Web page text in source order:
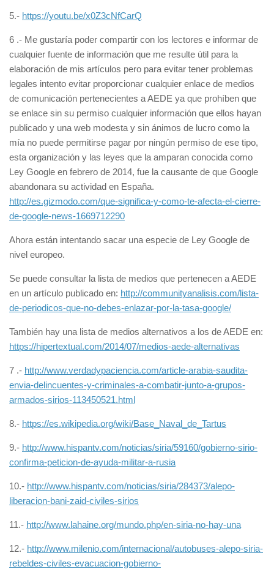
5.- https://youtu.be/x0Z3cNfCarQ
6 .- Me gustaría poder compartir con los lectores e informar de
cualquier fuente de información que me resulte útil para la
elaboración de mis artículos pero para evitar tener problemas
legales intento evitar proporcionar cualquier enlace de medios
de comunicación pertenecientes a AEDE ya que prohíben que
se enlace sin su permiso cualquier información que ellos hayan
publicado y una web modesta y sin ánimos de lucro como la
mía no puede permitirse pagar por ningún permiso de ese tipo,
esta organización y las leyes que la amparan conocida como
Ley Google en febrero de 2014, fue la causante de que Google
abandonara su actividad en España.
http://es.gizmodo.com/que-significa-y-como-te-afecta-el-cierre-
de-google-news-1669712290
Ahora están intentando sacar una especie de Ley Google de
nivel europeo.
Se puede consultar la lista de medios que pertenecen a AEDE
en un artículo publicado en: http://communityanalisis.com/lista-
de-periodicos-que-no-debes-enlazar-por-la-tasa-google/
También hay una lista de medios alternativos a los de AEDE en:
https://hipertextual.com/2014/07/medios-aede-alternativas
7 .- http://www.verdadypaciencia.com/article-arabia-saudita-
envia-delincuentes-y-criminales-a-combatir-junto-a-grupos-
armados-sirios-113450521.html
8.- https://es.wikipedia.org/wiki/Base_Naval_de_Tartus
9.- http://www.hispantv.com/noticias/siria/59160/gobierno-sirio-
confirma-peticion-de-ayuda-militar-a-rusia
10.- http://www.hispantv.com/noticias/siria/284373/alepo-
liberacion-bani-zaid-civiles-sirios
11.- http://www.lahaine.org/mundo.php/en-siria-no-hay-una
12.- http://www.milenio.com/internacional/autobuses-alepo-siria-
rebeldes-civiles-evacuacion-gobierno-